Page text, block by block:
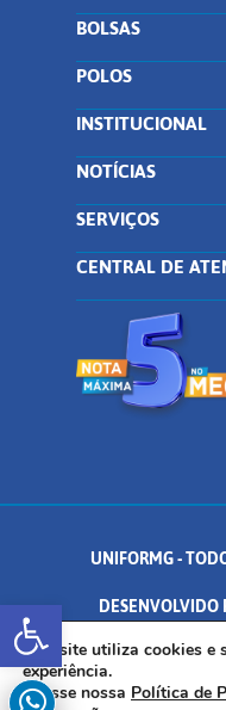
Abrir a barra
BOLSAS
POLOS
INSTITUCIONAL
NOTÍCIAS
SERVIÇOS
CENTRAL DE
UNIFORMG -
DESENVOLVIDO
AV. DR. ARNALDO DE
Este site utiliza cookies e
experiência.
Acesse nossa Política de